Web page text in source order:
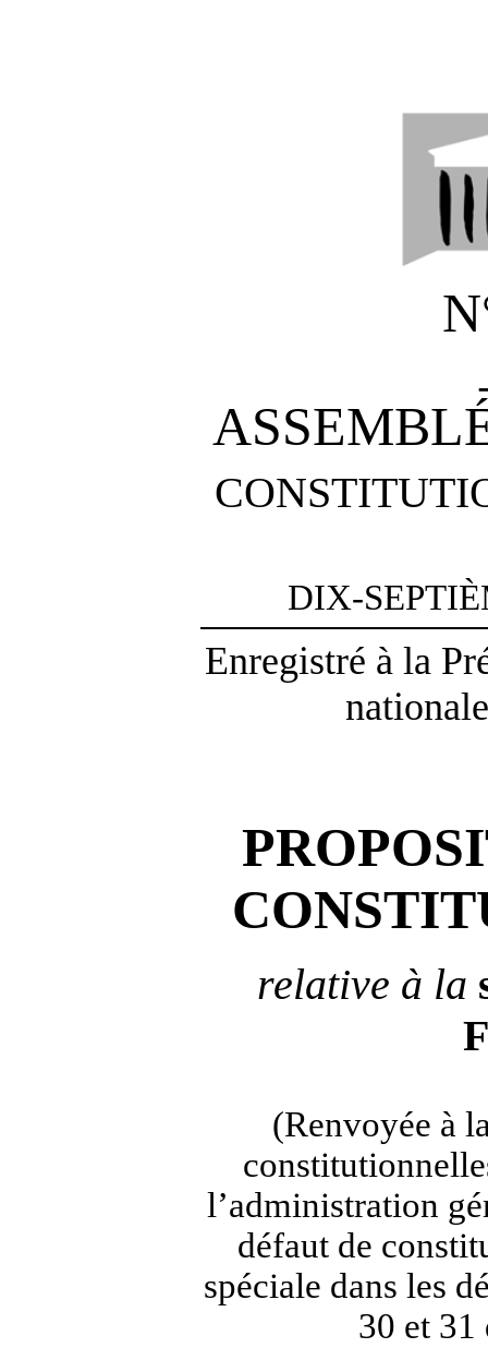
DIX-
Enregistré à la
relative à la
(Renvoyée à
l’administration
défaut de
spéciale dans les
30 et 31